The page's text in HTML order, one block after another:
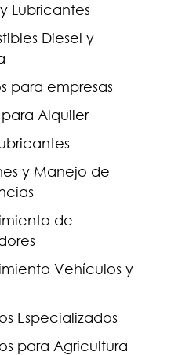
Lubricantes
Diesel y
para empresas
Alquiler
y Manejo de
de
Vehículos y
Especializados
para Agricultura